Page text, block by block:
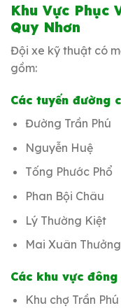
Khu Vực Phục
Quy Nhơn
Đội xe kỹ thuật có
gồm:
Các tuyến đường
Đường Trần Phú
Nguyễn Huệ
Tống Phước Phổ
Phan Bội Châu
Lý Thường Kiệt
Mai Xuân Thưởng
Các khu vực đông
Khu chợ Trần Phú